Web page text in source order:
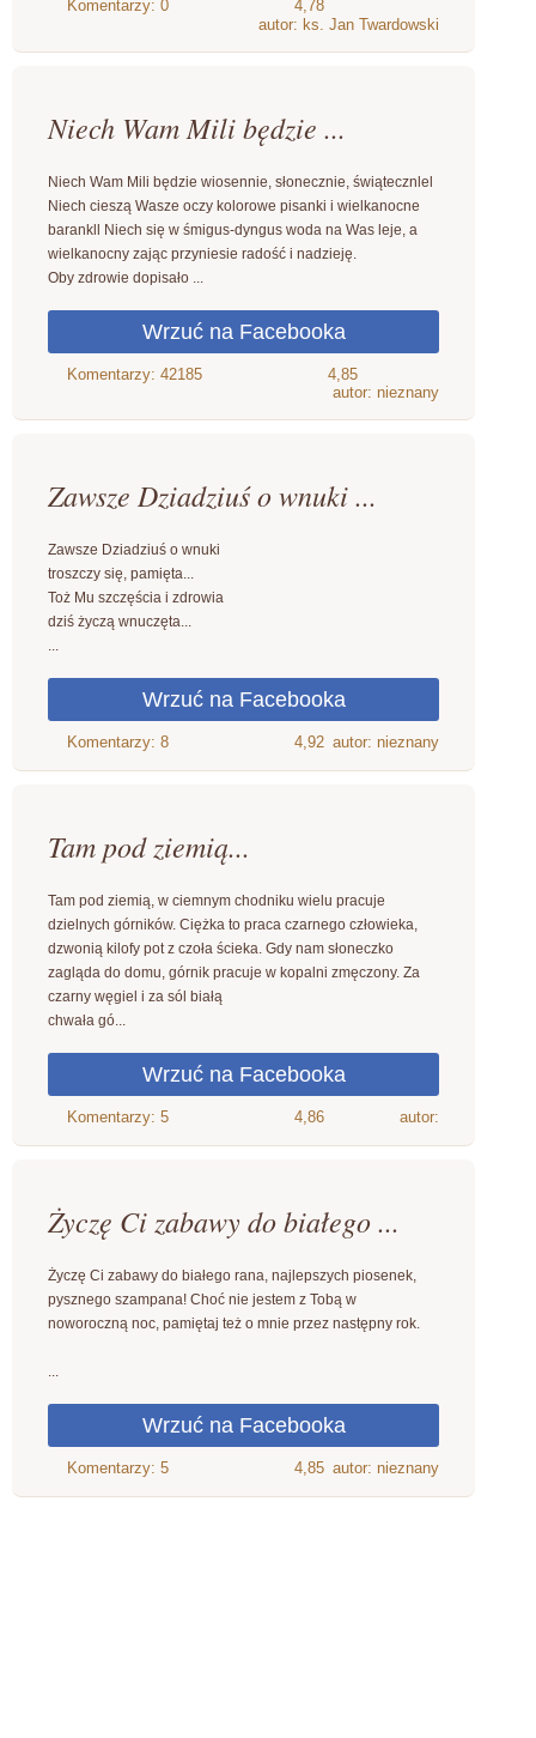
4,78
autor: ks. Jan Twardowski
Niech Wam Mili będzie ...
Niech Wam Mili będzie wiosennie, słonecznie, świątecznlel
Niech cieszą Wasze oczy kolorowe pisanki i wielkanocne
barankll Niech się w śmigus-dyngus woda na Was leje, a
wielkanocny zając przyniesie radość i nadzieję.
Oby zdrowie dopisało ...
4,85
autor: nieznany
Zawsze Dziadziuś o wnuki ...
Zawsze Dziadziuś o wnuki
troszczy się, pamięta...
Toż Mu szczęścia i zdrowia
dziś życzą wnuczęta...
...
4,92 autor: nieznany
Tam pod ziemią...
Tam pod ziemią, w ciemnym chodniku wielu pracuje
dzielnych górników. Ciężka to praca czarnego człowieka,
dzwonią kilofy pot z czoła ścieka. Gdy nam słoneczko
zagląda do domu, górnik pracuje w kopalni zmęczony. Za
czarny węgiel i za sól białą
chwała gó...
4,86 autor:
Życzę Ci zabawy do białego ...
Życzę Ci zabawy do białego rana, najlepszych piosenek,
pysznego szampana! Choć nie jestem z Tobą w
noworoczną noc, pamiętaj też o mnie przez następny rok.
...
4,85 autor: nieznany